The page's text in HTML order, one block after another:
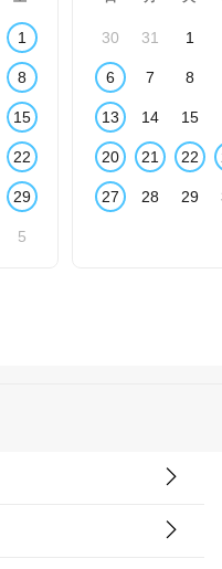
1
8
15
22
29
5
30 31 1
6 7 8
13 14 15
20 21 22
27 28 29